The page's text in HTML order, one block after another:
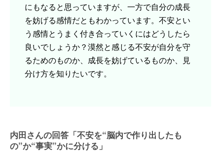
にもなると思っていますが、一方で自分の成長
を妨げる感情だともわかっています。不安とい
う感情とうまく付き合っていくにはどうしたら
良いでしょうか？漠然と感じる不安が自分を守
るためのものか、成長を妨げているものか、見
分け方を知りたいです。
内田さんの回答「不安を“脳内で作り出したも
の”か“事実”かに分ける」